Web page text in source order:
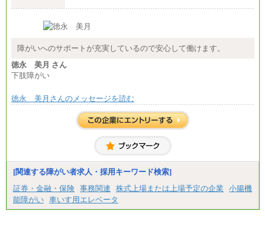
障がいへのサポートが充実しているので安心して働けます。
徳永 美月 さん
下肢障がい
徳永 美月さんのメッセージを読む
[関連する障がい者求人・採用キーワード検索]
証券・金融・保険 事務関連 株式上場または上場予定の企業
小腸機
能障がい 車いす用エレベータ